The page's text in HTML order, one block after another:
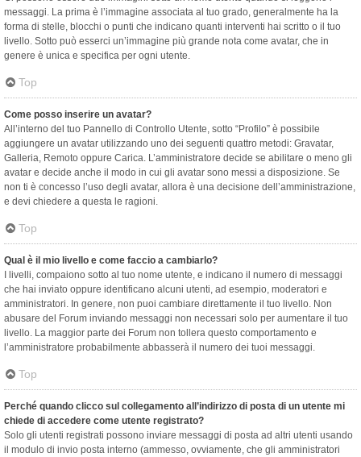
messaggi. La prima è l’immagine associata al tuo grado, generalmente ha la
forma di stelle, blocchi o punti che indicano quanti interventi hai scritto o il tuo
livello. Sotto può esserci un’immagine più grande nota come avatar, che in
genere è unica e specifica per ogni utente.
Top
Come posso inserire un avatar?
All’interno del tuo Pannello di Controllo Utente, sotto “Profilo” è possibile
aggiungere un avatar utilizzando uno dei seguenti quattro metodi: Gravatar,
Galleria, Remoto oppure Carica. L’amministratore decide se abilitare o meno gli
avatar e decide anche il modo in cui gli avatar sono messi a disposizione. Se
non ti è concesso l’uso degli avatar, allora è una decisione dell’amministrazione,
e devi chiedere a questa le ragioni.
Top
Qual è il mio livello e come faccio a cambiarlo?
I livelli, compaiono sotto al tuo nome utente, e indicano il numero di messaggi
che hai inviato oppure identificano alcuni utenti, ad esempio, moderatori e
amministratori. In genere, non puoi cambiare direttamente il tuo livello. Non
abusare del Forum inviando messaggi non necessari solo per aumentare il tuo
livello. La maggior parte dei Forum non tollera questo comportamento e
l’amministratore probabilmente abbasserà il numero dei tuoi messaggi.
Top
Perché quando clicco sul collegamento all’indirizzo di posta di un utente mi
chiede di accedere come utente registrato?
Solo gli utenti registrati possono inviare messaggi di posta ad altri utenti usando
il modulo di invio posta interno (ammesso, ovviamente, che gli amministratori